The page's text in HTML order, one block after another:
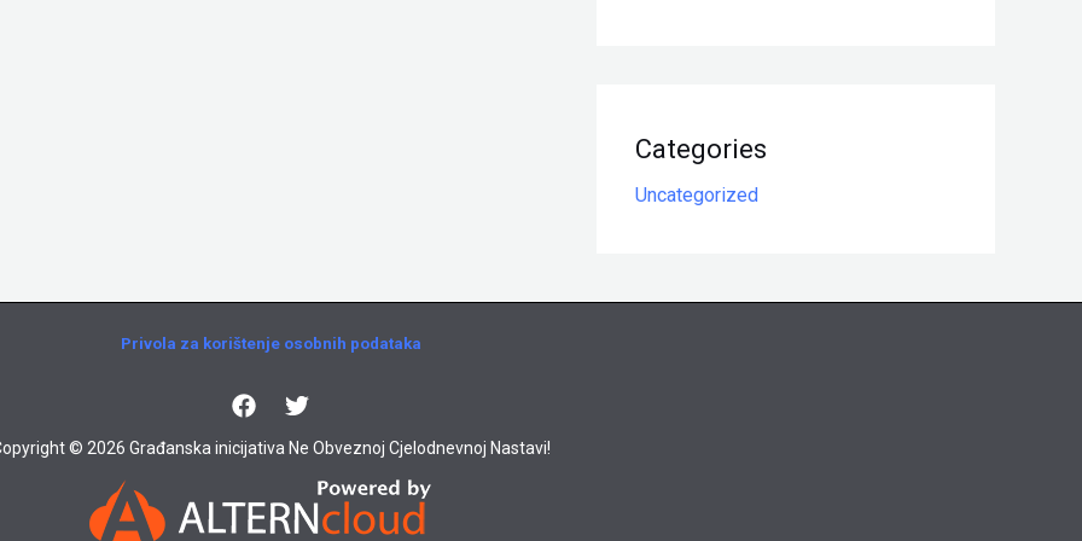
Categories
Uncategorized
Privola za korištenje osobnih podataka
© 2026 Građanska inicijativa Ne Obveznoj Cjelodnevnoj Nastavi!